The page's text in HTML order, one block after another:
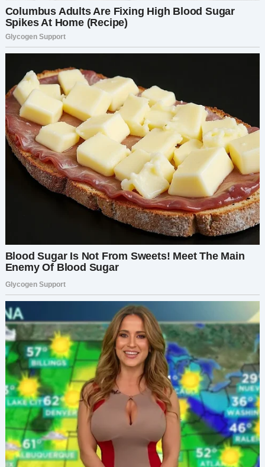
одним и тем же человеком. Обе запутались в
его лжи. Мы проговорили несколько часов,
делились болью, злобой, растерянностью. В
итоге — у нас возникла удивительная связь.
Следующие дни пролетели как в тумане. Мы с
Мирой решили поговорить с Рисом вместе. Его
лицо, когда он увидел нас в кафе, было
бесценно. Он мялся, пытался всё отрицать, но у
нас были скриншоты, факты, доказательства.
На этот раз ему не отвертеться.
Всё было болезненно и грязно. Рис съехал. Я
рассказала маме, что произошло. И на этот раз
она наконец увидела мою боль. Сказала, что
была неправа, что поставила «стабильность»
выше моего счастья. Она извинилась.
А потом случился неожиданный поворот.
Пока я пыталась справиться с разводом,
юристами и эмоциональным хаосом, Мира
стала для меня неожиданной опорой. Мы
поддерживали друг друга, делились
переживаниями, смеялись, злились, искали
выход. Оказалось, что у нас много общего —
чувство юмора, ценности, взгляды на жизнь.
Однажды вечером, после тяжёлого дня, Мира
пришла ко мне с бутылкой вина и пачкой
дурацких фильмов. Мы смеялись, плакали… и в